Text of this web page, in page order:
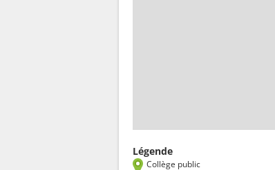
Légende
Collège public